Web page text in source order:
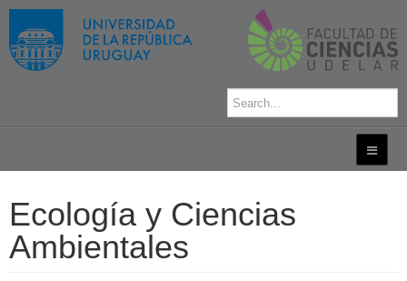
Ecología y Ciencias
Ambientales